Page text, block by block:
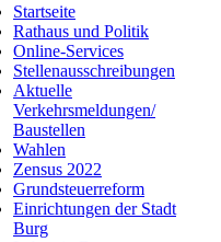
Startseite
Rathaus und Politik
Online-Services
Stellenausschreibungen
Aktuelle
Verkehrsmeldungen/
Baustellen
Wahlen
Zensus 2022
Grundsteuerreform
Einrichtungen der Stadt
Burg